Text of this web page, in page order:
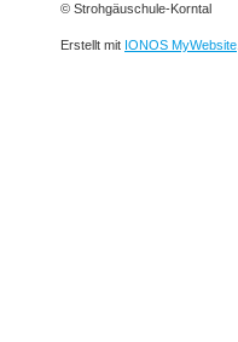
© Strohgäuschule-Korntal
Erstellt mit IONOS MyWebsite